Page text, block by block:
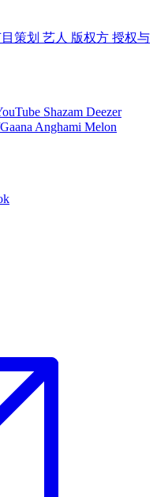
策划 艺人 版权方 授权与
Shazam Deezer
Anghami Melon